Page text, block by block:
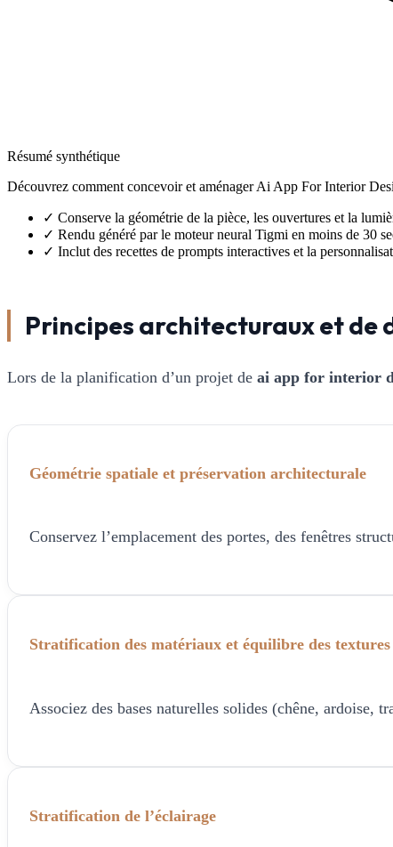
Résumé synthétique
Découvrez comment concevoir et aménager Ai App For Interior
✓ Conserve la géométrie de la pièce, les ouvertures et la
✓ Rendu généré par le moteur neural Tigmi en moins de 30
✓ Inclut des recettes de prompts interactives et la
Principes architecturaux et de
Lors de la planification d’un projet de ai app for interior
Géométrie spatiale et préservation architecturale
Conservez l’emplacement des portes, des fenêtres
Stratification des matériaux et équilibre des textures
Associez des bases naturelles solides (chêne,
Stratification de l’éclairage